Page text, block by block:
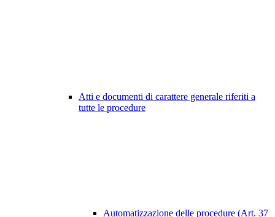
Atti e documenti di carattere generale riferiti a
tutte le procedure
Automatizzazione delle procedure (Art. 37